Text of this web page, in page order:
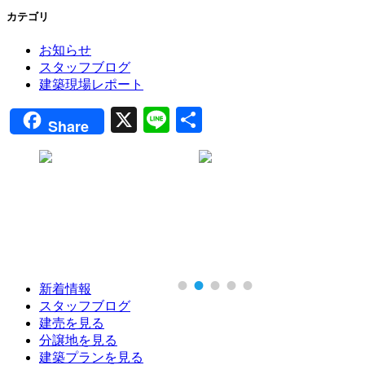
カテゴリ
お知らせ
スタッフブログ
建築現場レポート
Share X Line
有
新着情報
スタッフブログ
建売を見る
分譲地を見る
建築プランを見る